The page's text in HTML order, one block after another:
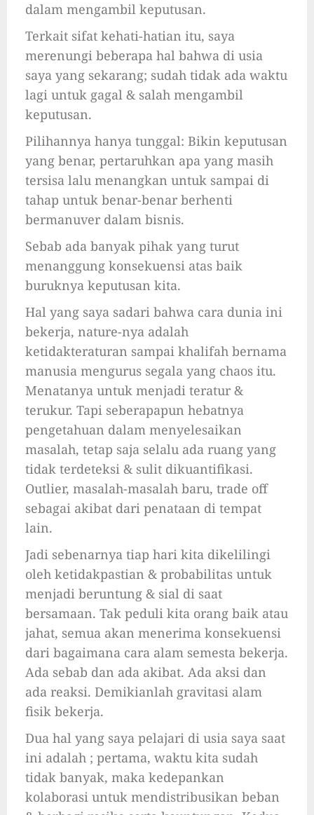
dalam mengambil keputusan.
Terkait sifat kehati-hatian itu, saya
merenungi beberapa hal bahwa di usia
saya yang sekarang; sudah tidak ada waktu
lagi untuk gagal & salah mengambil
keputusan.
Pilihannya hanya tunggal: Bikin keputusan
yang benar, pertaruhkan apa yang masih
tersisa lalu menangkan untuk sampai di
tahap untuk benar-benar berhenti
bermanuver dalam bisnis.
Sebab ada banyak pihak yang turut
menanggung konsekuensi atas baik
buruknya keputusan kita.
Hal yang saya sadari bahwa cara dunia ini
bekerja, nature-nya adalah
ketidakteraturan sampai khalifah bernama
manusia mengurus segala yang chaos itu.
Menatanya untuk menjadi teratur &
terukur. Tapi seberapapun hebatnya
pengetahuan dalam menyelesaikan
masalah, tetap saja selalu ada ruang yang
tidak terdeteksi & sulit dikuantifikasi.
Outlier, masalah-masalah baru, trade off
sebagai akibat dari penataan di tempat
lain.
Jadi sebenarnya tiap hari kita dikelilingi
oleh ketidakpastian & probabilitas untuk
menjadi beruntung & sial di saat
bersamaan. Tak peduli kita orang baik atau
jahat, semua akan menerima konsekuensi
dari bagaimana cara alam semesta bekerja.
Ada sebab dan ada akibat. Ada aksi dan
ada reaksi. Demikianlah gravitasi alam
fisik bekerja.
Dua hal yang saya pelajari di usia saya saat
ini adalah ; pertama, waktu kita sudah
tidak banyak, maka kedepankan
kolaborasi untuk mendistribusikan beban